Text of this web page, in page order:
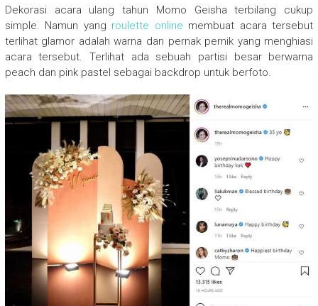
Dekorasi acara ulang tahun Momo Geisha terbilang cukup
simple. Namun yang roulette online membuat acara tersebut
terlihat glamor adalah warna dan pernak pernik yang menghiasi
acara tersebut. Terlihat ada sebuah partisi besar berwarna
peach dan pink pastel sebagai backdrop untuk berfoto.